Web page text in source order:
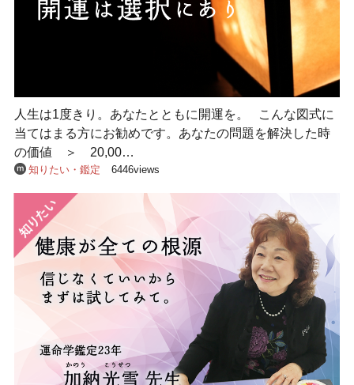
人生は1度きり。あなたとともに開運を。 こんな図式に
当てはまる方にお勧めです。あなたの問題を解決した時
の価値 ＞ 20,00…
知りたい・鑑定 6446views